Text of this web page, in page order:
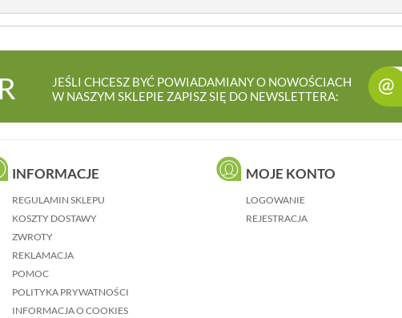
JEŚLI CHCESZ BYĆ POWIADAMIANY O NOWOŚCIACH
W NASZYM SKLEPIE ZAPISZ SIĘ DO NEWSLETTERA:
@
INFORMACJE
REGULAMIN SKLEPU
KOSZTY DOSTAWY
ZWROTY
REKLAMACJA
POMOC
POLITYKA PRYWATNOŚCI
INFORMACJA O COOKIES
MOJE KONTO
LOGOWANIE
REJESTRACJA